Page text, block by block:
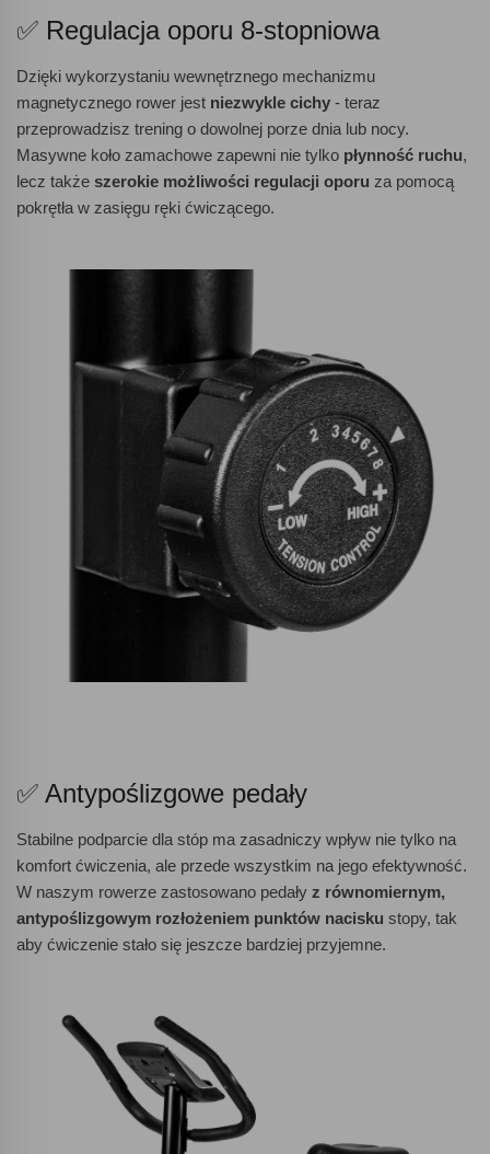
✅ Regulacja oporu 8-stopniowa
Dzięki wykorzystaniu wewnętrznego mechanizmu
magnetycznego rower jest niezwykle cichy - teraz
przeprowadzisz trening o dowolnej porze dnia lub nocy.
Masywne koło zamachowe zapewni nie tylko płynność ruchu,
lecz także szerokie możliwości regulacji oporu za pomocą
pokrętła w zasięgu ręki ćwiczącego.
✅ Antypoślizgowe pedały
Stabilne podparcie dla stóp ma zasadniczy wpływ nie tylko na
komfort ćwiczenia, ale przede wszystkim na jego efektywność.
W naszym rowerze zastosowano pedały z równomiernym,
antypoślizgowym rozłożeniem punktów nacisku stopy, tak
aby ćwiczenie stało się jeszcze bardziej przyjemne.